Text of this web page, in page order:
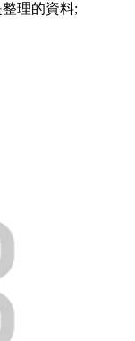
理的資料;